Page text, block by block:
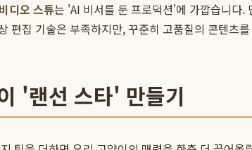
비디오 스튜는 'AI 비서를 둔 프로덕션'에 가깝습니다.
편집 기술은 부족하지만, 꾸준히 고품질의 콘텐츠
'랜선 스타' 만들기